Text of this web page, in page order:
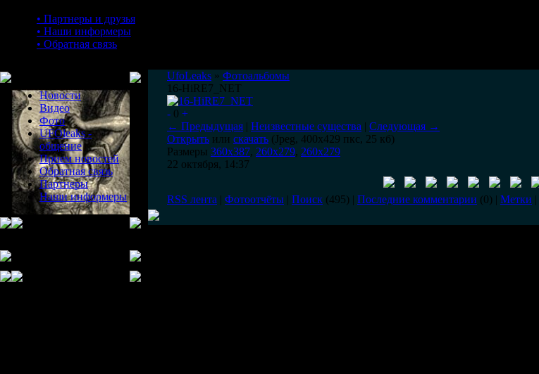
• Партнеры и друзья
• Наши информеры
• Обратная связь
Новости
Видео
Фото
UFOleaks -
общение
Прием новостей
Обратная связь
Партнеры
Наши информеры
UfoLeaks » Фотоальбомы
16-HiRE7_NET
- 0 +
← Предыдущая | Неизвестные существа | Следующая →
Открыть или скачать (Jpeg, 400x429 пкс, 25 кб)
Размеры 360x387, 260x279, 260x279
22 октября, 14:37
RSS лента | Фотоотчёты | Поиск (495) | Последние комментарии (0) | Метки |